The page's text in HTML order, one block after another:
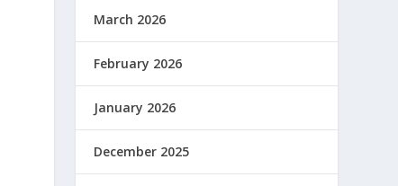
March 2026
February 2026
January 2026
December 2025